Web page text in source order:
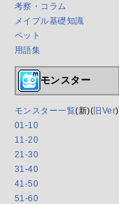
考察・コラム
メイプル基礎知識
ペット
用語集
モンスター
モンスター一覧(新)( 旧Ver)
01-10
11-20
21-30
31-40
41-50
51-60